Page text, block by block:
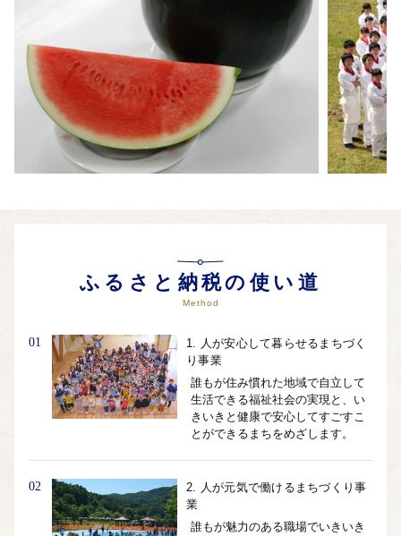
外部サイトへ遷移します。
個人情報の保護は遷移先サイトの方針に従います。
ふるさと納税の使い道
Method
01
1. 人が安心して暮らせるまちづく
り事業
誰もが住み慣れた地域で自立して
生活できる福祉社会の実現と、い
きいきと健康で安心してすごすこ
とができるまちをめざします。
02
2. 人が元気で働けるまちづくり事
業
誰もが魅力のある職場でいきいき